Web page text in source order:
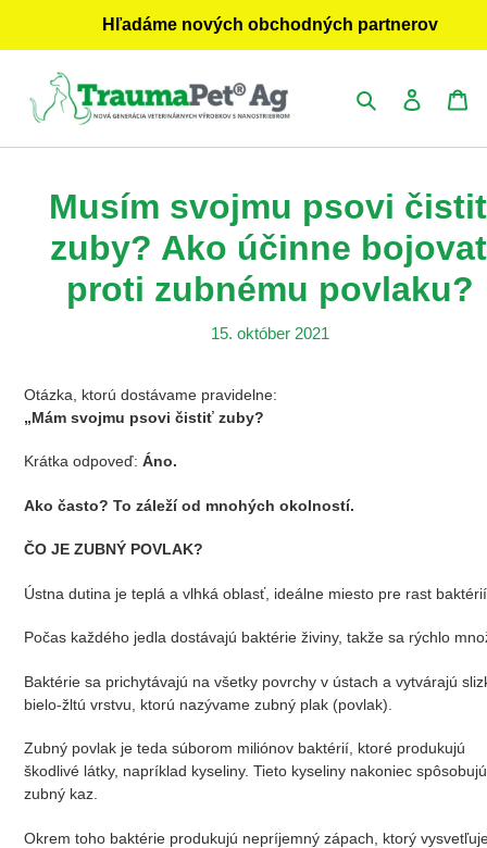
Hľadáme nových obchodných partnerov
VyhľadaťPrihlásiť
Musím svojmu psovi
zuby? Ako účinne
proti zubnému povlaku?
15. október 2021
Otázka, ktorú dostávame pravidelne:
„Mám svojmu psovi čistiť zuby?
Krátka odpoveď: Áno.
Ako často? To záleží od mnohých okolností.
ČO JE ZUBNÝ POVLAK?
Ústna dutina je teplá a vlhká oblasť, ideálne miesto pre rast
Počas každého jedla dostávajú baktérie živiny, takže sa rýchlo
Baktérie sa prichytávajú na všetky povrchy v ústach a vytvárajú
bielo-žltú vrstvu, ktorú nazývame zubný plak (povlak).
Zubný povlak je teda súborom miliónov baktérií, ktoré produkujú
škodlivé látky, napríklad kyseliny. Tieto kyseliny nakoniec spôsobujú
zubný kaz.
Okrem toho baktérie produkujú nepríjemný zápach, ktorý